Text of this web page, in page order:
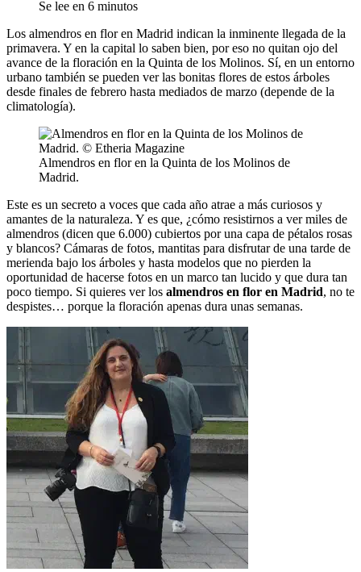
Se lee en 6 minutos
Los almendros en flor en Madrid indican la inminente llegada de la
primavera. Y en la capital lo saben bien, por eso no quitan ojo del
avance de la floración en la Quinta de los Molinos. Sí, en un entorno
urbano también se pueden ver las bonitas flores de estos árboles
desde finales de febrero hasta mediados de marzo (depende de la
climatología).
Almendros en flor en la Quinta de los Molinos de
Madrid.
Este es un secreto a voces que cada año atrae a más curiosos y
amantes de la naturaleza. Y es que, ¿cómo resistirnos a ver miles de
almendros (dicen que 6.000) cubiertos por una capa de pétalos rosas
y blancos? Cámaras de fotos, mantitas para disfrutar de una tarde de
merienda bajo los árboles y hasta modelos que no pierden la
oportunidad de hacerse fotos en un marco tan lucido y que dura tan
poco tiempo. Si quieres ver los almendros en flor en Madrid, no te
despistes… porque la floración apenas dura unas semanas.